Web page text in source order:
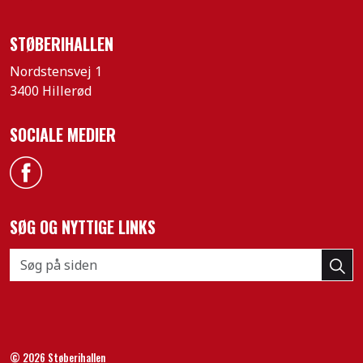
STØBERIHALLEN
Nordstensvej 1
3400 Hillerød
SOCIALE MEDIER
SØG OG NYTTIGE LINKS
© 2026 Støberihallen